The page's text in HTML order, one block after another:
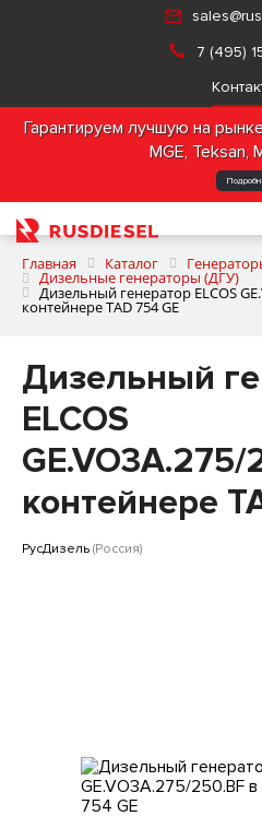
7 (495)
Гарантируем лучшую на
MGE, Teksan,
Продукция
Клиентам
Главная Каталог
Дизельные генераторы (ДГУ)
Дизельный генератор ELCOS
контейнере TAD 754 GE
Дизельный
ELCOS
GE.VO3A.275/
контейнере
РусДизель (Россия)